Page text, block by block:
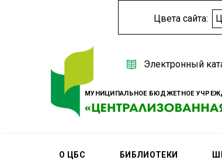
Цвета сайта: Ц
МУНИЦИПАЛЬНОЕ БЮДЖЕТНОЕ
Электронный
О ЦБС БИБЛИОТЕКИ